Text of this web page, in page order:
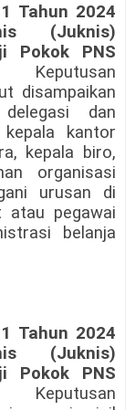
Tahun 2024
(Juknis)
Pokok PNS
Keputusan
disampaikan
dan
kantor
kepala biro,
organisasi
urusan di
atau pegawai
belanja
Tahun 2024
(Juknis)
Pokok PNS
Keputusan